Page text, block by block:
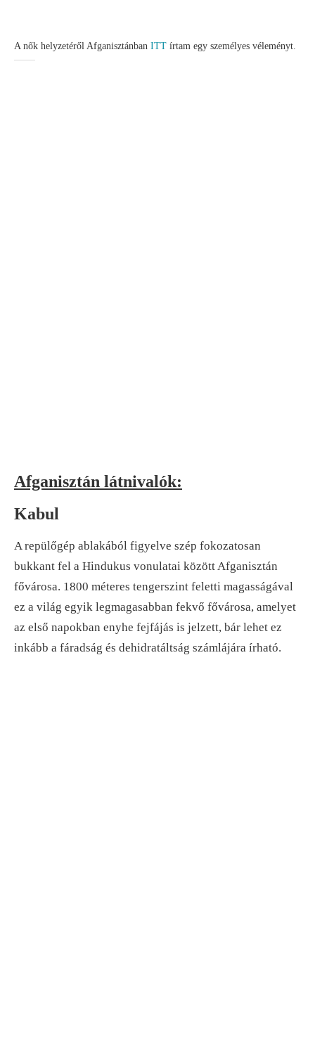
A nők helyzetéről Afganisztánban ITT írtam egy személyes véleményt.
Afganisztán látnivalók:
Kabul
A repülőgép ablakából figyelve szép fokozatosan
bukkant fel a Hindukus vonulatai között Afganisztán
fővárosa. 1800 méteres tengerszint feletti magasságával
ez a világ egyik legmagasabban fekvő fővárosa, amelyet
az első napokban enyhe fejfájás is jelzett, bár lehet ez
inkább a fáradság és dehidratáltság számlájára írható.